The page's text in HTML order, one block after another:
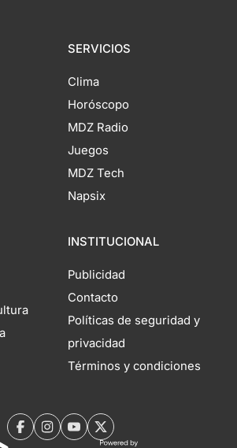
SERVICIOS
Clima
Horóscopo
MDZ Radio
Juegos
MDZ Tech
Napsix
INSTITUCIONAL
Publicidad
Contacto
Políticas de seguridad y
privacidad
Términos y condiciones